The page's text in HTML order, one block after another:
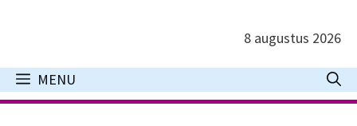
inhoud
8 augustus 2026
MENU